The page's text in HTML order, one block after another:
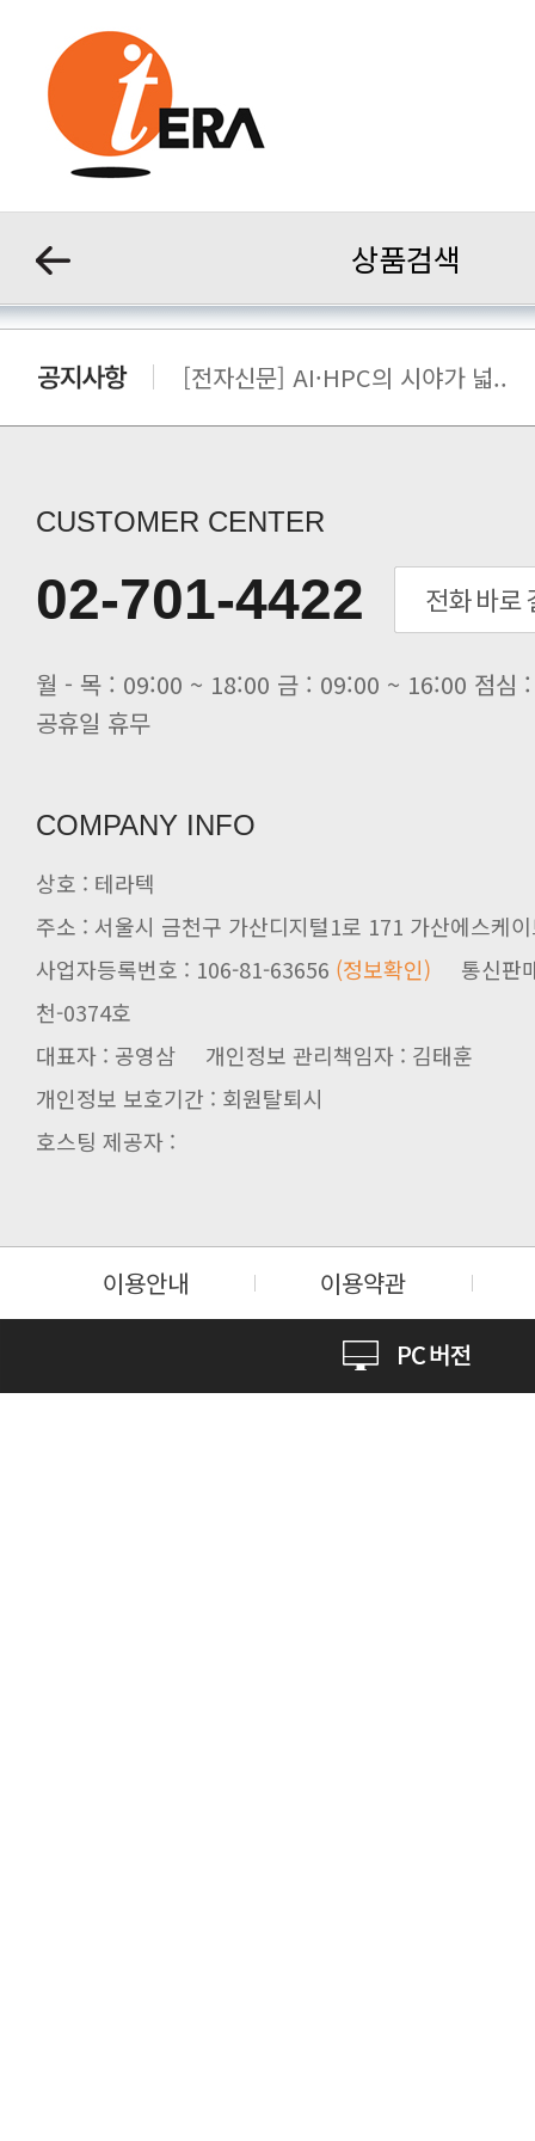
상품검색
[전자신문] AI·HPC의 시야가 넓..
[전자신문] “민감 데이터도 안심하
[전자신문] 테라텍과 함께 최적의
[전자신문] AI 인프라 써보고 결정..
[전자신문] 공영삼 테라텍 대표 “단..
[전자신문] 당신의 AI GPU, 지..
CUSTOMER CENTER
02-701-4422
공휴일 휴무
COMPANY INFO
상호 : 테라텍
주소 : 서울시 금천구 가산디지털1로 171 가산에스케
사업자등록번호 : 106-81-63656 (정보확인)
천-0374호
대표자 : 공영삼 개인정보 관리책임자 : 김태훈
개인정보 보호기간 : 회원탈퇴시
호스팅 제공자 :
이용안내 이용약관